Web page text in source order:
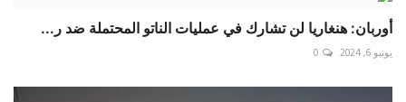
أوربان: هنغاريا لن تشارك في عمليات الناتو المحتملة ضد ر...
يونيو 6, 2024 0